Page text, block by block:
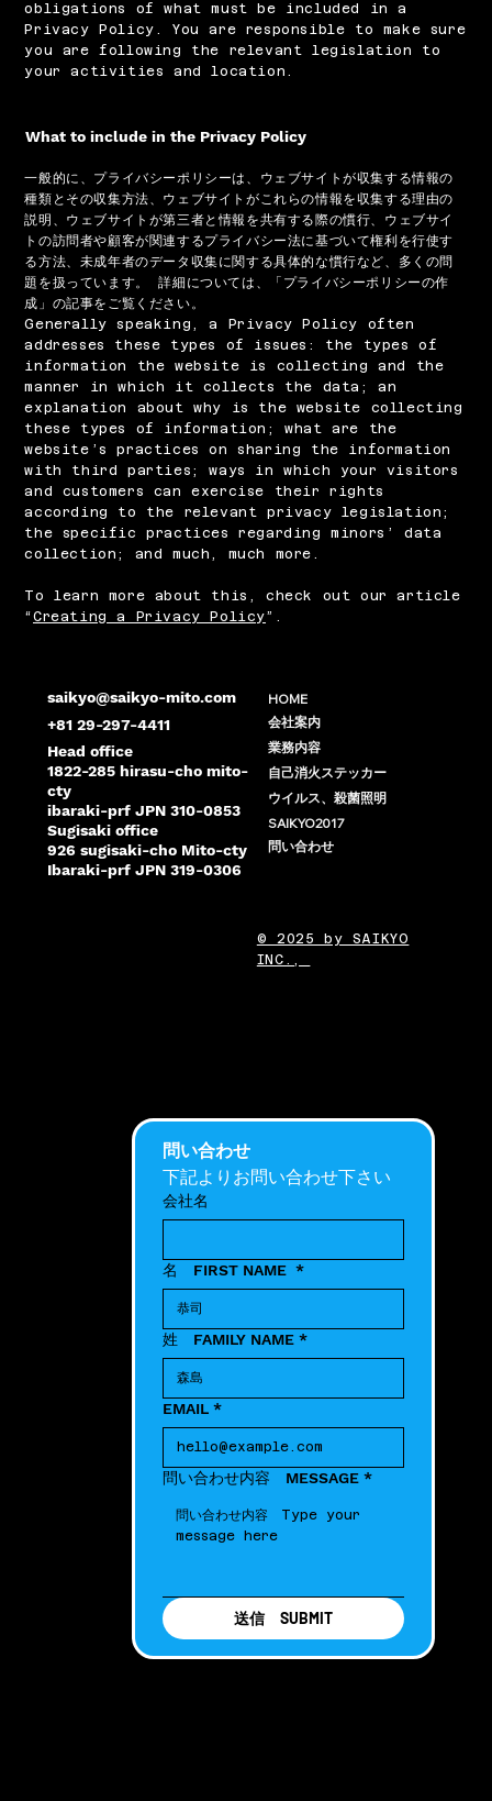
obligations of what must be included in a
Privacy Policy. You are responsible to make sure
you are following the relevant legislation to
your activities and location.
What to include in the Privacy Policy
一般的に、プライバシーポリシーは、ウェブサイトが収集する情報の
種類とその収集方法、ウェブサイトがこれらの情報を収集する理由の
説明、ウェブサイトが第三者と情報を共有する際の慣行、ウェブサイ
トの訪問者や顧客が関連するプライバシー法に基づいて権利を行使す
る方法、未成年者のデータ収集に関する具体的な慣行など、多くの問
題を扱っています。 詳細については、「プライバシーポリシーの作
成」の記事をご覧ください。
Generally speaking, a Privacy Policy often
addresses these types of issues: the types of
information the website is collecting and the
manner in which it collects the data; an
explanation about why is the website collecting
these types of information; what are the
website’s practices on sharing the information
with third parties; ways in which your visitors
and customers can exercise their rights
according to the relevant privacy legislation;
the specific practices regarding minors’ data
collection; and much, much more.
To learn more about this, check out our article
“Creating a Privacy Policy”.
問い合わせ
下記よりお問い合わせ下さい
会社名
名 FIRST NAME *
姓 FAMILY NAME *
EMAIL *
問い合わせ内容 MESSAGE *
送信 SUBMIT
saikyo@saikyo-mito.com
+81 29-297-4411
Head office
1822-285 hirasu-cho mito-
cty
ibaraki-prf JPN 310-0853
Sugisaki office
926 sugisaki-cho Mito-cty
Ibaraki-prf JPN 319-0306
HOME
会社案内
業務内容
自己消火ステッカー
ウイルス、殺菌照明
SAIKYO2017
問い合わせ
© 2025 by SAIKYO
INC.,